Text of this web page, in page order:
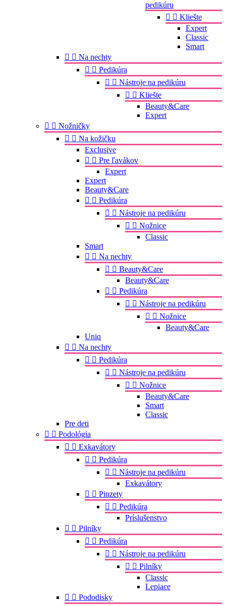
pedikúru
  Kliešte
Expert
Classic
Smart
  Na nechty
  Pedikúra
  Nástroje na pedikúru
  Kliešte
Beauty&Care
Expert
  Nožničky
  Na kožičku
Exclusive
  Pre ľavákov
Expert
Expert
Beauty&Care
  Pedikúra
  Nástroje na pedikúru
  Nožnice
Classic
Smart
  Na nechty
  Beauty&Care
Beauty&Care
  Pedikúra
  Nástroje na pedikúru
  Nožnice
Beauty&Care
Uniq
  Na nechty
  Pedikúra
  Nástroje na pedikúru
  Nožnice
Beauty&Care
Smart
Classic
Pre deti
  Podológia
  Exkavátory
  Pedikúra
  Nástroje na pedikúru
Exkavátory
  Pinzety
  Pedikúra
Príslušenstvo
  Pilníky
  Pedikúra
  Nástroje na pedikúru
  Pilníky
Classic
Lepiace
  Pododisky